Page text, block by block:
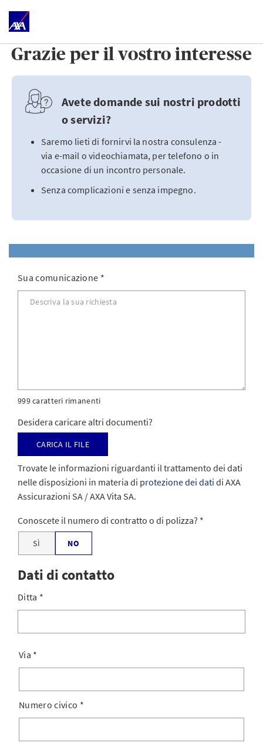
Grazie per il vostro interesse
Avete domande sui nostri prodotti
o servizi?
Saremo lieti di fornirvi la nostra consulenza -
via e-mail o videochiamata, per telefono o in
occasione di un incontro personale.
Senza complicazioni e senza impegno.
Sua comunicazione *
999 caratteri rimanenti
Desidera caricare altri documenti?
Carica il file
Trovate le informazioni riguardanti il trattamento dei dati
nelle disposizioni in materia di protezione dei dati di AXA
Assicurazioni SA / AXA Vita SA.
Conoscete il numero di contratto o di polizza?
SÌ NO
Dati di contatto
Ditta *
Via *
Numero civico *